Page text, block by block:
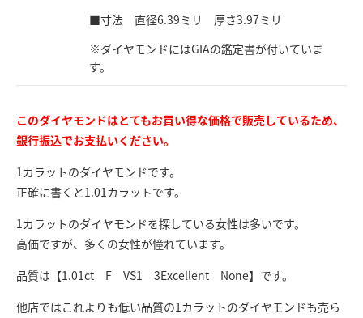
■寸法 直径6.39ミリ 厚さ3.97ミリ
※ダイヤモンドにはGIAの鑑定書が付いていま
す。
このダイヤモンドはとてもお買い得な価格で販売しているため、
銀行振込でお支払いください。
1カラットのダイヤモンドです。
正確に書くと1.01カラットです。
1カラットのダイヤモンドを探している女性は多いです。
高価ですが、多くの女性が憧れています。
品質は【1.01ct F VS1 3Excellent None】です。
他店ではこれよりも低い品質の1カラットのダイヤモンドも売ら